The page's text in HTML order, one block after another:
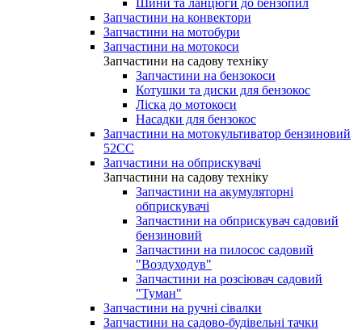
Шини та ланцюги до бензопил
Запчастини на конвектори
Запчастини на мотобури
Запчастини на мотокоси
Запчастини на садову техніку
Запчастини на бензокоси
Котушки та диски для бензокос
Ліска до мотокоси
Насадки для бензокос
Запчастини на мотокультиватор бензиновий
52СС
Запчастини на обприскувачі
Запчастини на садову техніку
Запчастини на акумуляторні
обприскувачі
Запчастини на обприскувач садовий
бензиновий
Запчастини на пилосос садовий
"Воздуходув"
Запчастини на розсіювач садовий
"Туман"
Запчастини на ручні сівалки
Запчастини на садово-будівельні тачки